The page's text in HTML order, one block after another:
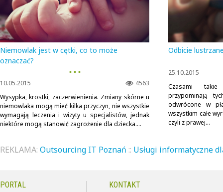
Niemowlak jest w cętki, co to może
oznaczać?
▪ ▪ ▪
4563
10.05.2015
Wysypka, krostki, zaczerwienienia. Zmiany skórne u
niemowlaka mogą mieć kilka przyczyn, nie wszystkie
wymagają leczenia i wizyty u specjalistów, jednak
niektóre mogą stanowić zagrożenie dla dziecka....
Odbicie
25.10.2015
Czasami
przypominają
odwrócone w
wszystkim całe
czyli z prawej...
REKLAMA: Outsourcing IT Poznań :: Usługi informatyczne
PORTAL KONTAKT